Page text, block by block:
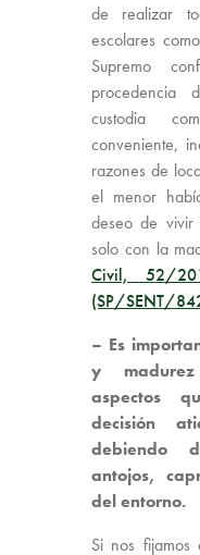
de realizar
escolares
Supremo
procedencia
custodia
conveniente,
razones de
el menor
deseo de
solo con la
Civil, 52/
(SP/SENT/
– Es
y
aspectos
decisión
debiendo
antojos,
del entorno.
Si nos